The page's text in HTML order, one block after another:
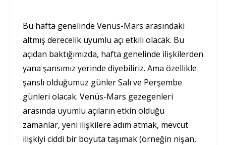
Bu hafta genelinde Venüs-Mars arasındaki
altmış derecelik uyumlu açı etkili olacak. Bu
açıdan baktığımızda, hafta genelinde ilişkilerden
yana şansımız yerinde diyebiliriz. Ama özellikle
şanslı olduğumuz günler Salı ve Perşembe
günleri olacak. Venüs-Mars gezegenleri
arasında uyumlu açıların etkin olduğu
zamanlar, yeni ilişkilere adım atmak, mevcut
ilişkiyi ciddi bir boyuta taşımak (örneğin nişan,